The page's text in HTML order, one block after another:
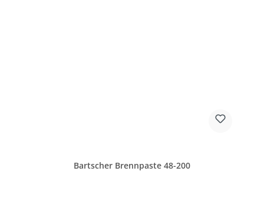
Bartscher Brennpaste 48-200